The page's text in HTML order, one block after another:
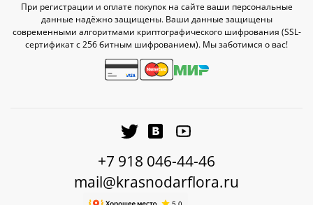
При регистрации и оплате покупок на сайте ваши персональные
данные надёжно защищены. Ваши данные защищены
современными алгоритмами криптографического шифрования (SSL-
сертификат c 256 битным шифрованием). Мы заботимся о вас!
+7 918 046-44-46
mail@krasnodarflora.ru